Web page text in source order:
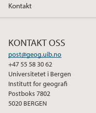
Kontakt
KONTAKT OSS
post@geog.uib.no
+47 55 58 30 62
Universitetet i Bergen
Institutt for geografi
Postboks 7802
5020 BERGEN